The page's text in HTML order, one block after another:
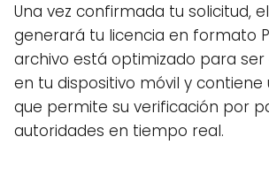
Una vez confirmada tu solicitud,
generará tu licencia en formato
archivo está optimizado para
en tu dispositivo móvil y contiene
que permite su verificación por
autoridades en tiempo real.